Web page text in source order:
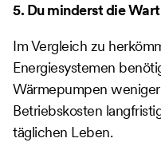
5. Du minderst die
Im Vergleich zu
Energiesystemen
Wärmepumpen
Betriebskosten
täglichen Leben.